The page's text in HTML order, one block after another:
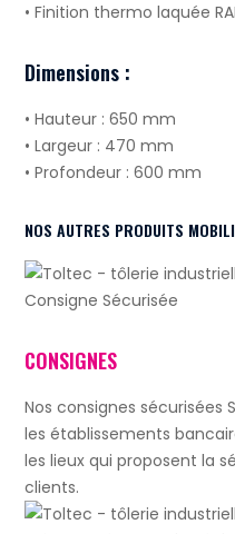
• Finition thermo laquée
Dimensions :
• Hauteur : 650 mm
• Largeur : 470 mm
• Profondeur : 600 mm
NOS AUTRES PRODUITS
CONSIGNES
Nos consignes sécurisées
les établissements
les lieux qui proposent la
clients.